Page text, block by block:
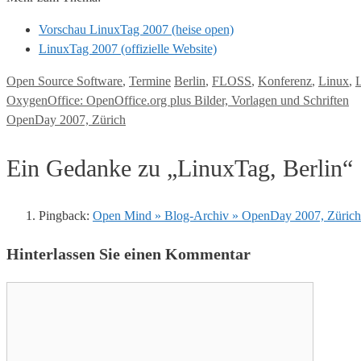
Vorschau LinuxTag 2007 (heise open)
LinuxTag 2007 (offizielle Website)
Kategorien
Open Source Software, Termine Tags
Berlin, FLOSS, Konferenz, Linux,
OxygenOffice: OpenOffice.org plus Bilder, Vorlagen und Schriften
OpenDay 2007, Zürich
Ein Gedanke zu „LinuxTag, Berlin“
Pingback: Open Mind » Blog-Archiv » OpenDay 2007, Zürich
Hinterlassen Sie einen Kommentar